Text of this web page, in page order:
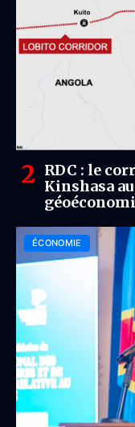
RDC : le
Kinshasa
ÉCONOMIE